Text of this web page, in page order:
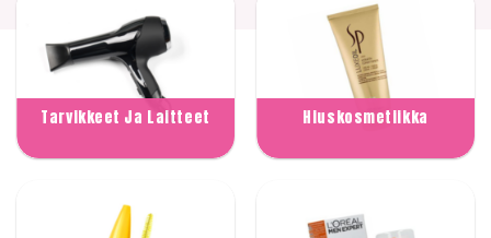
Tarvikkeet Ja Laitteet Hiuskosmetiikka